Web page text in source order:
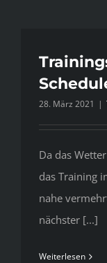
28. März 2021 |
Da das
das Training
nahe
nächster [...]
Weiterlesen